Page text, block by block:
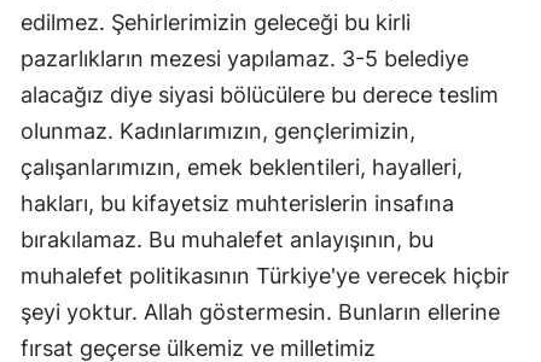
edilmez. Şehirlerimizin geleceği bu kirli
pazarlıkların mezesi yapılamaz. 3-5 belediye
alacağız diye siyasi bölücülere bu derece teslim
olunmaz. Kadınlarımızın, gençlerimizin,
çalışanlarımızın, emek beklentileri, hayalleri,
hakları, bu kifayetsiz muhterislerin insafına
bırakılamaz. Bu muhalefet anlayışının, bu
muhalefet politikasının Türkiye'ye verecek hiçbir
şeyi yoktur. Allah göstermesin. Bunların ellerine
fırsat geçerse ülkemiz ve milletimiz